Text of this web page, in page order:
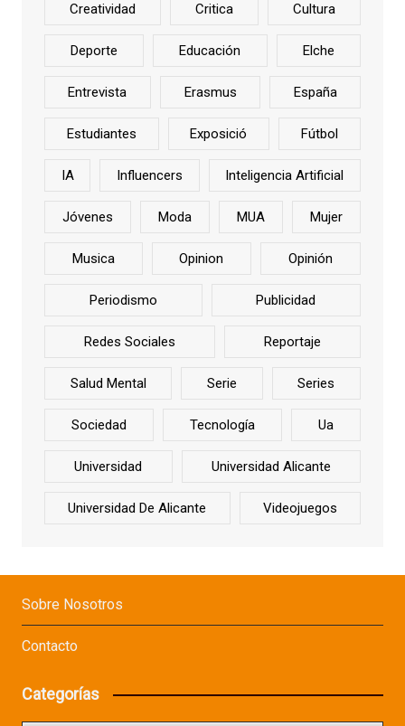
Creatividad Critica Cultura
Deporte Educación Elche
Entrevista Erasmus España
Estudiantes Exposició Fútbol
IA Influencers Inteligencia Artificial
Jóvenes Moda MUA Mujer
Musica Opinion Opinión
Periodismo Publicidad
Redes Sociales Reportaje
Salud Mental Serie Series
Sociedad Tecnología Ua
Universidad Universidad Alicante
Universidad De Alicante Videojuegos
Sobre Nosotros
Contacto
Categorías